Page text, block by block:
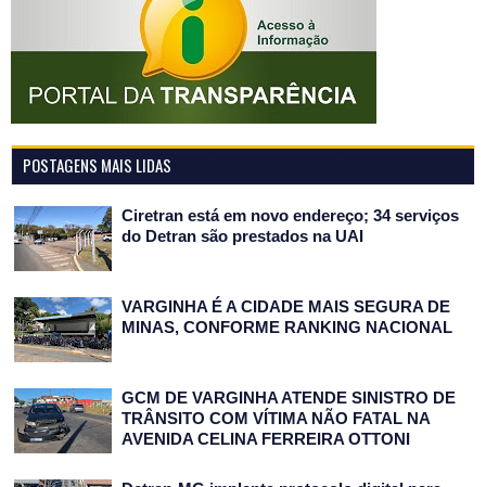
POSTAGENS MAIS LIDAS
Ciretran está em novo endereço; 34 serviços
do Detran são prestados na UAI
VARGINHA É A CIDADE MAIS SEGURA DE
MINAS, CONFORME RANKING NACIONAL
GCM DE VARGINHA ATENDE SINISTRO DE
TRÂNSITO COM VÍTIMA NÃO FATAL NA
AVENIDA CELINA FERREIRA OTTONI